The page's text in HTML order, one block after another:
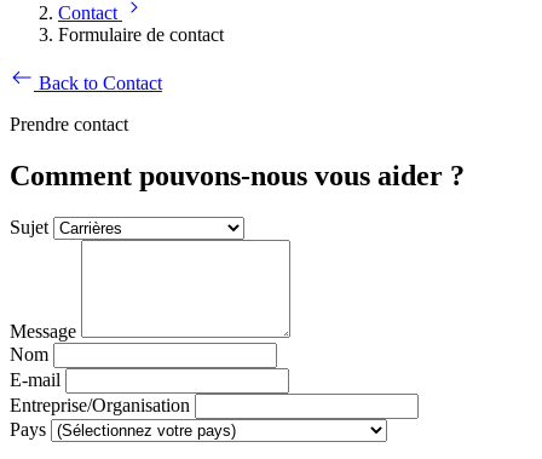
Contact
Formulaire de contact
Back to Contact
Prendre contact
Comment pouvons-nous vous aider ?
Sujet
Message
Nom
E-mail
Entreprise/Organisation
Pays